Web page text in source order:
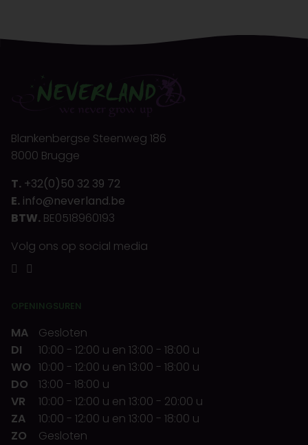
Blankenbergse Steenweg 186
8000 Brugge
T. +32(0)50 32 39 72
E. info@neverland.be
BTW. BE0518960193
Volg ons op social media
OPENINGSUREN
MA
Gesloten
DI
10:00 - 12:00 u en 13:00 - 18:00 u
WO 10:00 - 12:00 u en 13:00 - 18:00 u
DO
13:00 - 18:00 u
VR
10:00 - 12:00 u en 13:00 - 20:00 u
ZA
10:00 - 12:00 u en 13:00 - 18:00 u
ZO
Gesloten